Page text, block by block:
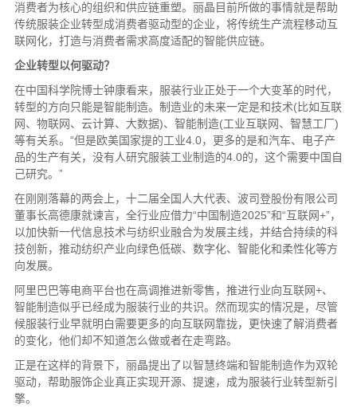
消费者为核心的组织和供应链重塑。丽晶目前所做的事情就是帮助
传统服装企业转型成消费者驱动型的企业，将传统生产流程移动互
联网化，打造与消费者需求高度适配的智能供应链。
企业转型以何驱动？
在中国科学院博士钟康看来，服装行业正处于一个大变革的时代，
转型的方向只能是智能制造。制造业的未来一定是和技术(比如互联
网、物联网、云计算、大数据)、智能制造(工业互联网、智慧工厂)
等有关系。“但是欧美国家提的工业4.0，更多的是和汽车、电子产
品的生产有关，没有人研究服装工业制造的4.0的，这个需要中国自
己研究。”
在刚刚落幕的两会上，十二届全国人大代表、波司登股份有限公司
董事长高德康就谏言，全行业应借力“中国制造2025”和“互联网+”，
以加快新一代信息技术与纺织业融合为发展主线，并结合持续的科
技创新，推动纺织产业向绿色低碳、数字化、智能化和柔性化等方
向发展。
阿里巴巴等电商平台也在高调推进新零售，推进行业向互联网+、
智能制造似乎已经成为服装行业的共识。然而现实的情况是，尽管
候服装行业早就明白需要更多的向互联网靠拢，更快速了解消费者
的变化，他们却不知道怎么做或者在走弯路。
正是在这样的背景下，丽晶提出了以智慧终端和智能制造作为双轮
驱动，帮助服饰企业真正实现开源、提速，成为服装行业转型新引
擎。